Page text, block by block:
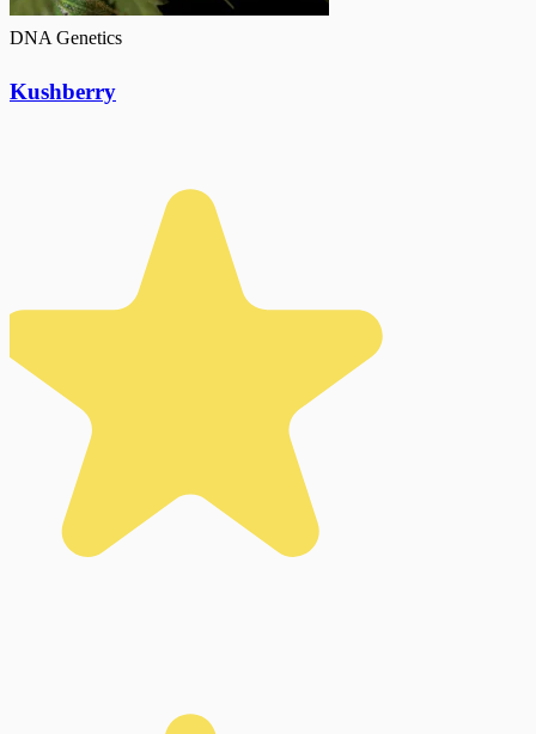
DNA Genetics
Kushberry